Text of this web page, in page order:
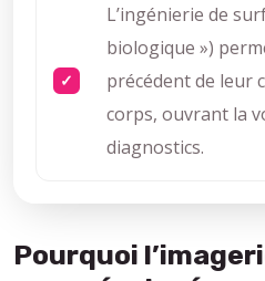
L’ingénierie de
biologique »)
précédent de leur
corps, ouvrant la
diagnostics.
Pourquoi